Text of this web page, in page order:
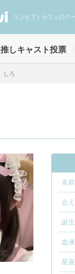
コンセプトカフェのク
推しキャスト投票
しろ
名前
会
誕
血
星座